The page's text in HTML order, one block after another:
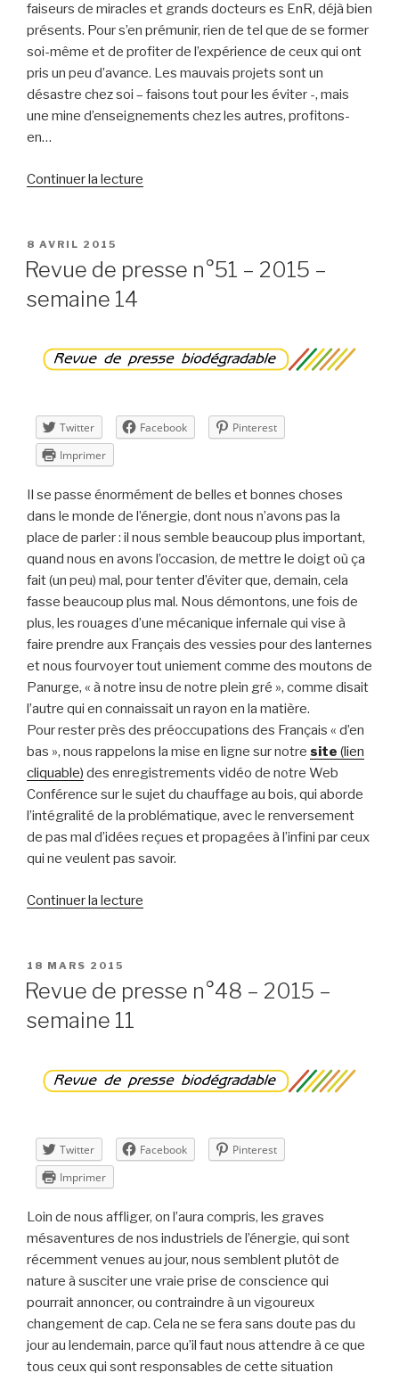
faiseurs de miracles et grands docteurs es EnR, déjà bien
présents. Pour s’en prémunir, rien de tel que de se former
soi-même et de profiter de l’expérience de ceux qui ont
pris un peu d’avance. Les mauvais projets sont un
désastre chez soi – faisons tout pour les éviter -, mais
une mine d’enseignements chez les autres, profitons-
en…
Continuer la lecture
n°52
semaine
15 »
PUBLIÉ
LE
8 AVRIL 2015
Revue de presse n°51 – 2015 –
semaine 14
Twitter Facebook
Pinterest
Imprimer
Il se passe énormément de belles et bonnes choses
dans le monde de l’énergie, dont nous n’avons pas la
place de parler : il nous semble beaucoup plus important,
quand nous en avons l’occasion, de mettre le doigt où ça
fait (un peu) mal, pour tenter d’éviter que, demain, cela
fasse beaucoup plus mal. Nous démontons, une fois de
plus, les rouages d’une mécanique infernale qui vise à
faire prendre aux Français des vessies pour des lanternes
et nous fourvoyer tout uniement comme des moutons de
Panurge, « à notre insu de notre plein gré », comme disait
l’autre qui en connaissait un rayon en la matière.
Pour rester près des préoccupations des Français « d’en
bas », nous rappelons la mise en ligne sur notre site (lien
cliquable) des enregistrements vidéo de notre Web
Conférence sur le sujet du chauffage au bois, qui aborde
l’intégralité de la problématique, avec le renversement
de pas mal d’idées reçues et propagées à l’infini par ceux
qui ne veulent pas savoir.
Continuer la lecture
n°51
semaine
14 »
PUBLIÉ
LE
18 MARS 2015
Revue de presse n°48 – 2015 –
semaine 11
Twitter Facebook
Pinterest
Imprimer
Loin de nous affliger, on l’aura compris, les graves
mésaventures de nos industriels de l’énergie, qui sont
récemment venues au jour, nous semblent plutôt de
nature à susciter une vraie prise de conscience qui
pourrait annoncer, ou contraindre à un vigoureux
changement de cap. Cela ne se fera sans doute pas du
jour au lendemain, parce qu’il faut nous attendre à ce que
tous ceux qui sont responsables de cette situation